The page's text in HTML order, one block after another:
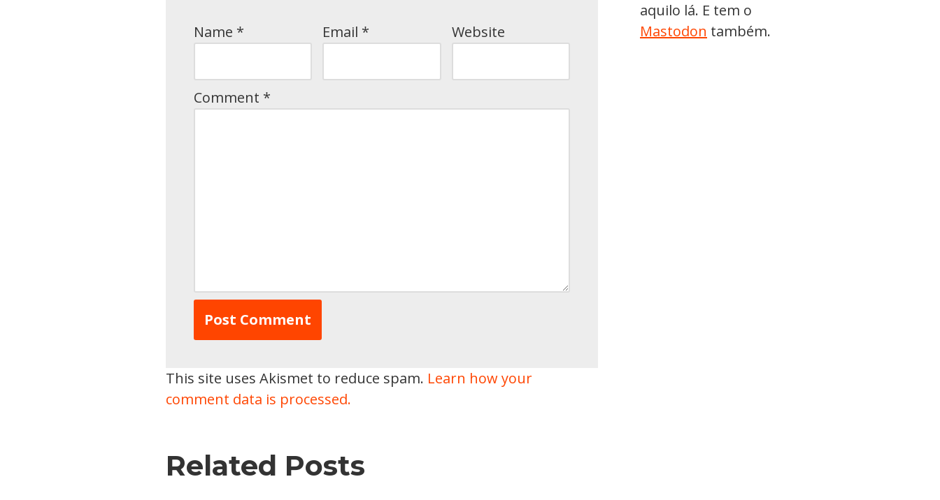
Name * Email * Website
Comment *
This site uses Akismet to reduce spam. Learn how your
comment data is processed.
Related Posts
aquilo lá. E tem o
Mastodon também.